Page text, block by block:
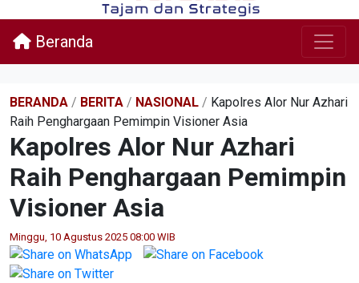
Beranda
BERANDA / BERITA / NASIONAL / Kapolres Alor Nur Azhari
Raih Penghargaan Pemimpin Visioner Asia
Kapolres Alor Nur Azhari
Raih Penghargaan Pemimpin
Visioner Asia
Minggu, 10 Agustus 2025 08:00 WIB